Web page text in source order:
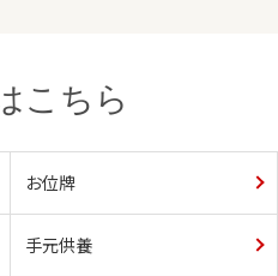
こちら
お位牌
手元供養